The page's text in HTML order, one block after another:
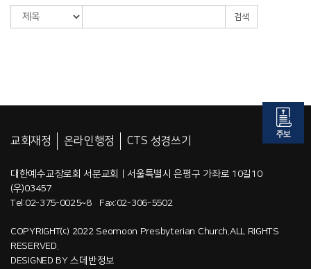
검색
교회재정 온라인행정 CTS 성경쓰기
대한예수교장로회 서문교회 | 서울특별시 은평구 가좌로 10길10
(우)03457
Tel:02-375-0025~8 Fax:02-306-5502
COPYRIGHT⒞ 2022 Seomoon Presbyterian Church.ALL RIGHTS
RESERVED.
DESIGNED BY스데반정보